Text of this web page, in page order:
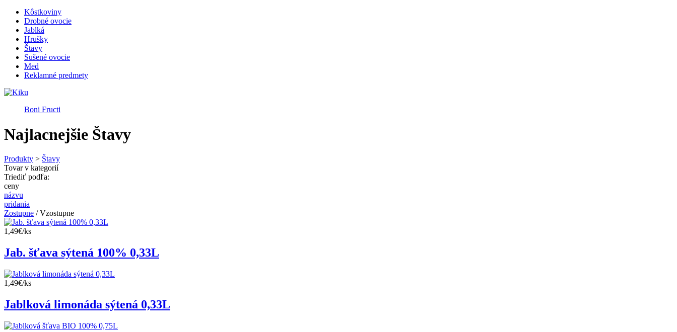
Kôstkoviny
Drobné ovocie
Jablká
Hrušky
Štavy
Sušené ovocie
Med
Reklamné predmety
Boni Fructi
Najlacnejšie Štavy
Produkty > Štavy
Tovar v kategorií
Triediť podľa:
ceny
názvu
pridania
Zostupne / Vzostupne
1,49€/ks
Jab. šťava sýtená 100% 0,33L
1,49€/ks
Jablková limonáda sýtená 0,33L